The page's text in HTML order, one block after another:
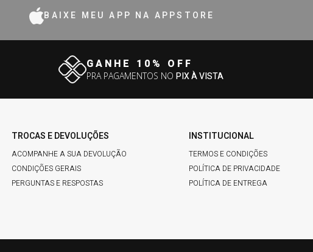
BAIXE MEU APP NA APPSTORE
GANHE 10% OFF
PRA PAGAMENTOS NO PIX À VISTA
TROCAS E DEVOLUÇÕES
ACOMPANHE A SUA DEVOLUÇÃO
CONDIÇÕES GERAIS
PERGUNTAS E RESPOSTAS
INSTITUCIONAL
TERMOS E CONDIÇÕES
POLÍTICA DE PRIVACIDADE
POLÍTICA DE ENTREGA